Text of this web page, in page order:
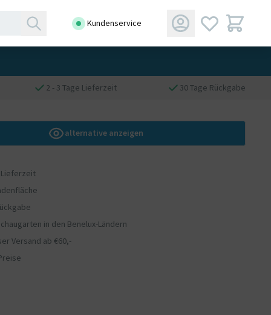
Kundenservice
2 - 3 Tage Lieferzeit 30 Tage Rückgabe
alternative anzeigen
Lieferzeit
in den Benelux-Ländern
Versand ab €60,-